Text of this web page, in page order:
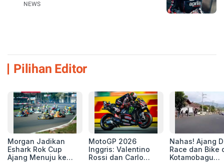
NEWS
Pilihan Editor
Morgan Jadikan
Eshark Rok Cup
Ajang Menuju ke
MotoGP 2026
Inggris: Valentino
Rossi dan Carlo
Nahas! Ajang
Race dan Bike
Kotamobagu